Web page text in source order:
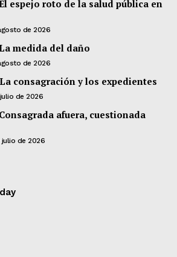
espejo roto de la salud pública en
de 2026
medida del daño
de 2026
consagración y los expedientes
de 2026
afuera, cuestionada
julio de 2026